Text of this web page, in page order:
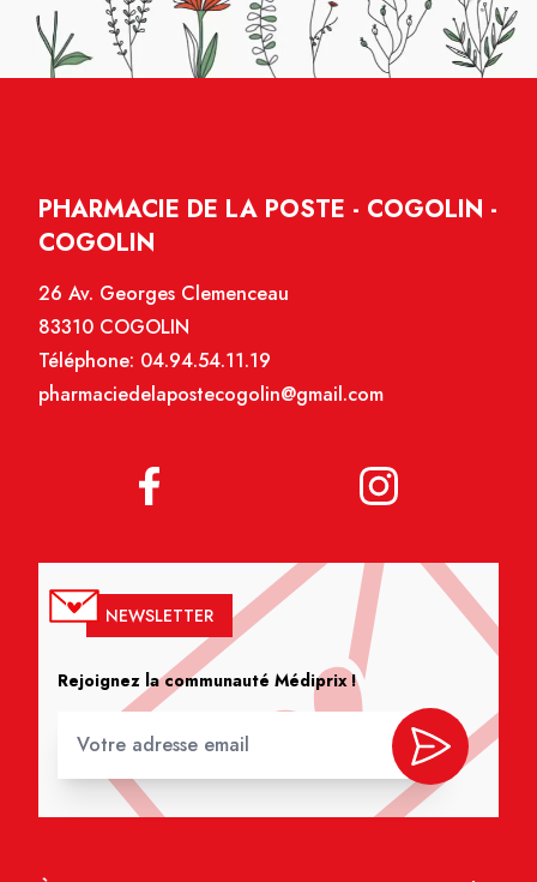
PHARMACIE DE LA POSTE - COGOLIN -
COGOLIN
26 Av. Georges Clemenceau
83310 COGOLIN
Téléphone: 04.94.54.11.19
pharmaciedelapostecogolin@gmail.com
NEWSLETTER
Rejoignez la communauté Médiprix !